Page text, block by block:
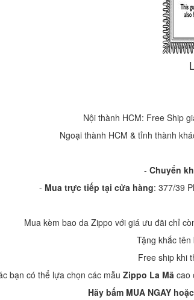
Nội thành HCM: Free Ship
Ngoại thành HCM & tỉnh thành
- Chuyển
- Mua trực tiếp tại cửa hàng: 377/39
Mua kèm bao da Zippo với giá ưu đãi chỉ
Tặng khắc
Free ship khi
bạn có thể lựa chọn các mẫu Zippo La Mãcao
Hãy bấm MUA NGAY